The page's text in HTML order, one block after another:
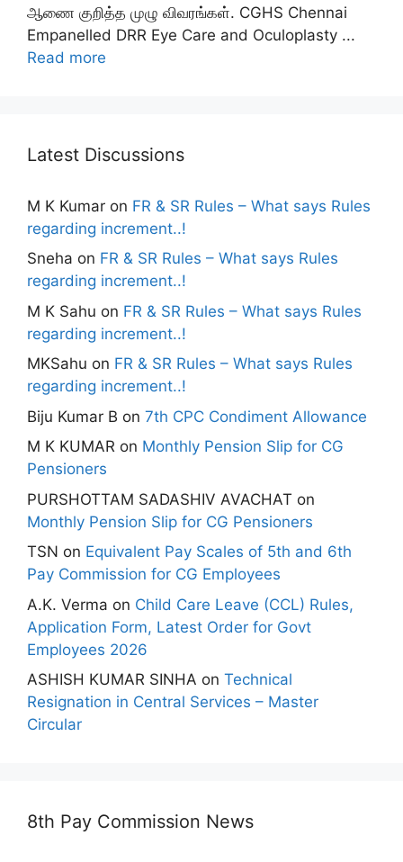
ஆணை குறித்த முழு விவரங்கள். CGHS Chennai
Empanelled DRR Eye Care and Oculoplasty ...
Read more
Latest Discussions
M K Kumar on FR & SR Rules – What says Rules
regarding increment..!
Sneha on FR & SR Rules – What says Rules
regarding increment..!
M K Sahu on FR & SR Rules – What says Rules
regarding increment..!
MKSahu on FR & SR Rules – What says Rules
regarding increment..!
Biju Kumar B on 7th CPC Condiment Allowance
M K KUMAR on Monthly Pension Slip for CG
Pensioners
PURSHOTTAM SADASHIV AVACHAT on
Monthly Pension Slip for CG Pensioners
TSN on Equivalent Pay Scales of 5th and 6th
Pay Commission for CG Employees
A.K. Verma on Child Care Leave (CCL) Rules,
Application Form, Latest Order for Govt
Employees 2026
ASHISH KUMAR SINHA on Technical
Resignation in Central Services – Master
Circular
8th Pay Commission News